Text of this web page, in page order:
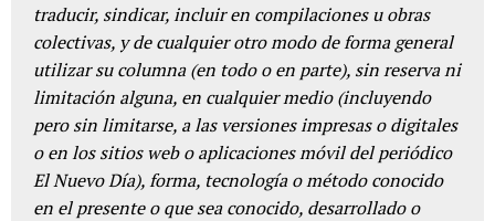
traducir, sindicar, incluir en compilaciones u obras
colectivas, y de cualquier otro modo de forma general
utilizar su columna (en todo o en parte), sin reserva ni
limitación alguna, en cualquier medio (incluyendo
pero sin limitarse, a las versiones impresas o digitales
o en los sitios web o aplicaciones móvil del periódico
El Nuevo Día), forma, tecnología o método conocido
en el presente o que sea conocido, desarrollado o